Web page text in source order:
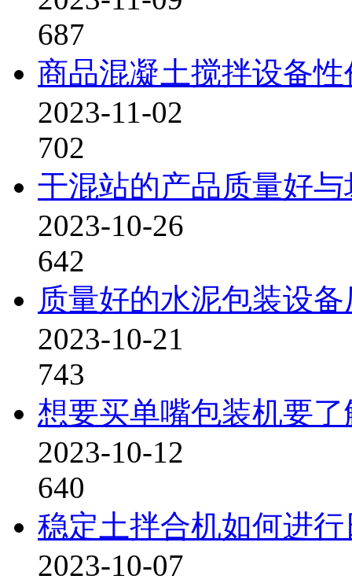
687
商品混凝土搅拌设备
2023-11-02
702
干混站的产品质量好与
2023-10-26
642
质量好的水泥包装设
2023-10-21
743
想要买单嘴包装机要
2023-10-12
640
稳定土拌合机如何进
2023-10-07